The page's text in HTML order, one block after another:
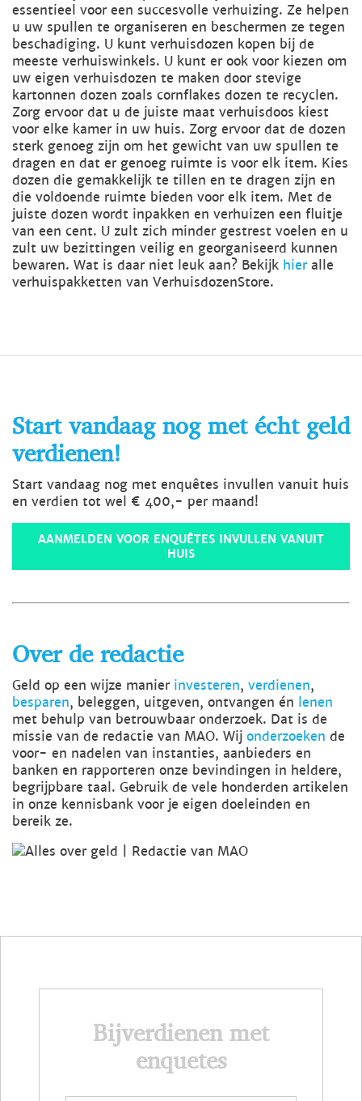
essentieel voor een succesvolle verhuizing. Ze helpen
u uw spullen te organiseren en beschermen ze tegen
beschadiging. U kunt verhuisdozen kopen bij de
meeste verhuiswinkels. U kunt er ook voor kiezen om
uw eigen verhuisdozen te maken door stevige
kartonnen dozen zoals cornflakes dozen te recyclen.
Zorg ervoor dat u de juiste maat verhuisdoos kiest
voor elke kamer in uw huis. Zorg ervoor dat de dozen
sterk genoeg zijn om het gewicht van uw spullen te
dragen en dat er genoeg ruimte is voor elk item. Kies
dozen die gemakkelijk te tillen en te dragen zijn en
die voldoende ruimte bieden voor elk item. Met de
juiste dozen wordt inpakken en verhuizen een fluitje
van een cent. U zult zich minder gestrest voelen en u
zult uw bezittingen veilig en georganiseerd kunnen
bewaren. Wat is daar niet leuk aan? Bekijk hieralle
verhuispakketten van VerhuisdozenStore.
Start vandaag nog met écht geld
verdienen!
Start vandaag nog met enquêtes invullen vanuit huis
en verdien tot wel € 400,- per maand!
AANMELDEN VOOR ENQUÊTES INVULLEN VANUIT
HUIS
Over de redactie
Geld op een wijze manier investeren, verdienen,
besparen, beleggen, uitgeven, ontvangen én lenen
met behulp van betrouwbaar onderzoek. Dat is de
missie van de redactie van MAO. Wij onderzoeken de
voor- en nadelen van instanties, aanbieders en
banken en rapporteren onze bevindingen in heldere,
begrijpbare taal. Gebruik de vele honderden artikelen
in onze kennisbank voor je eigen doeleinden en
bereik ze.
Bijverdienen met
enquetes